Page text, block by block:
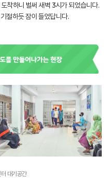
착하니 벌써 새벽 3시가 되었습니다.
절하듯 잠이 들었답니다.
대기공간